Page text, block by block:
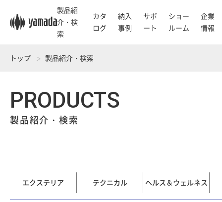
製品紹
介・検
索
カタ
ログ
納入
事例
サポ
ート
ショー
ルーム
企業
情報
トップ 製品紹介・検索
PRODUCTS
製品紹介・検索
エクステリア テクニカル ヘルス＆ウェルネス